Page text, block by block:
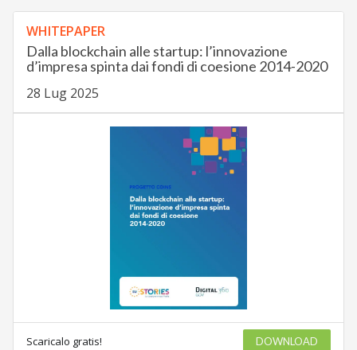
WHITEPAPER
Dalla blockchain alle startup: l’innovazione
d’impresa spinta dai fondi di coesione 2014-2020
28 Lug 2025
Scaricalo gratis! DOWNLOAD